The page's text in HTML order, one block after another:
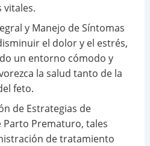
vitales.
y Manejo de Síntomas
el dolor y el estrés,
un entorno cómodo y
la salud tanto de la
feto.
de Estrategias de
Parto Prematuro, tales
de tratamiento